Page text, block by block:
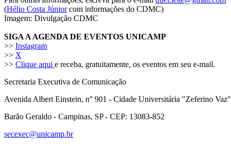
(Hélio Costa Júniorcom informações do CDMC)
Imagem: Divulgação CDMC
SIGA A AGENDA DE EVENTOS UNICAMP
>> Instagram
>> X
>> Clique aqui e receba, gratuitamente, os eventos em seu e-mail.
Secretaria Executiva de Comunicação
Avenida Albert Einstein, n° 901 - Cidade Universitária "Zeferino Vaz"
Barão Geraldo - Campinas, SP - CEP: 13083-852
secexec@unicamp.br